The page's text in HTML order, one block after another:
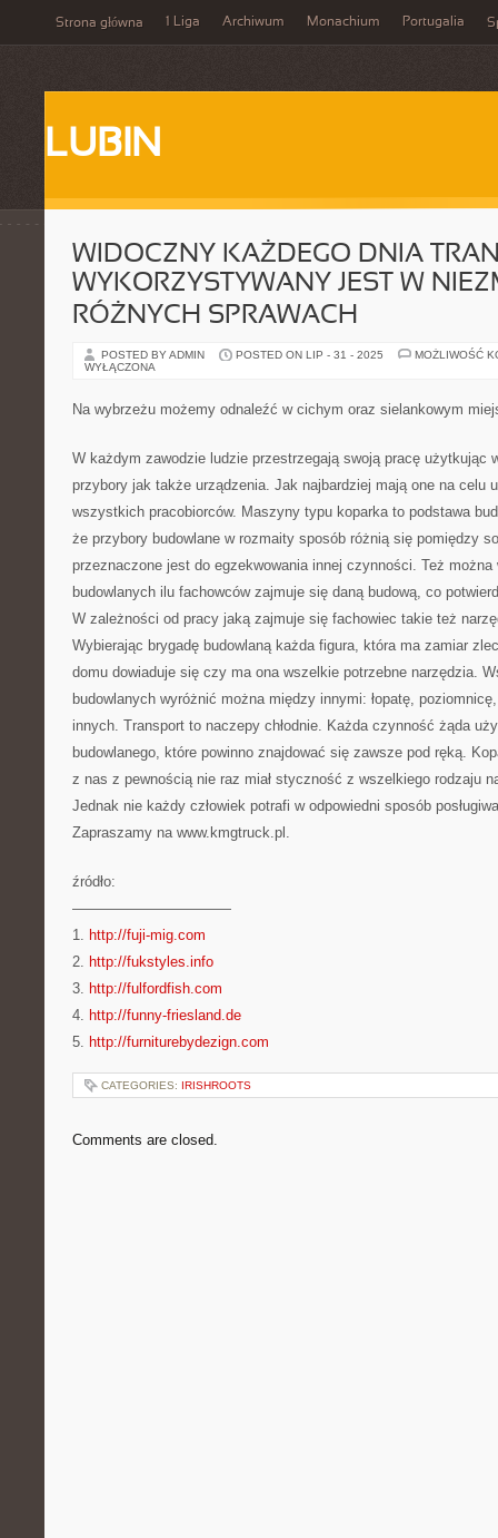
Strona główna 1 Liga Archiwum Monachium Portugalia
LUBIN
WIDOCZNY KAŻDEGO DNIA
WYKORZYSTYWANY JEST W
RÓŻNYCH SPRAWACH
POSTED BY ADMIN POSTED ON LIP - 31 - 2025
MOŻLIWOŚĆ
WYŁĄCZONA
Na wybrzeżu możemy odnaleźć w cichym oraz sielankowym
W każdym zawodzie ludzie przestrzegają swoją pracę użytkując
przybory jak także urządzenia. Jak najbardziej mają one na celu
wszystkich pracobiorców. Maszyny typu koparka to podstawa
że przybory budowlane w rozmaity sposób różnią się pomiędzy
przeznaczone jest do egzekwowania innej czynności. Też
budowlanych ilu fachowców zajmuje się daną budową, co
W zależności od pracy jaką zajmuje się fachowiec takie też
Wybierając brygadę budowlaną każda figura, która ma zamiar
domu dowiaduje się czy ma ona wszelkie potrzebne narzędzia.
budowlanych wyróżnić można między innymi: łopatę,
innych. Transport to naczepy chłodnie. Każda czynność żąda
budowlanego, które powinno znajdować się zawsze pod ręką.
z nas z pewnością nie raz miał styczność z wszelkiego rodzaju
Jednak nie każdy człowiek potrafi w odpowiedni sposób
Zapraszamy na www.kmgtruck.pl.
źródło:
———————————
1. http://fuji-mig.com
2. http://fukstyles.info
3. http://fulfordfish.com
4. http://funny-friesland.de
5. http://furniturebydezign.com
CATEGORIES: IRISHROOTS
Comments are closed.